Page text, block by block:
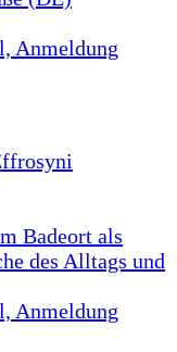
Anmeldung
Badeort als
des Alltags und
Anmeldung